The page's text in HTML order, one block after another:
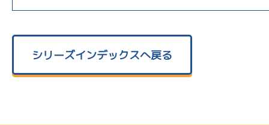
シリーズインデックスへ戻る